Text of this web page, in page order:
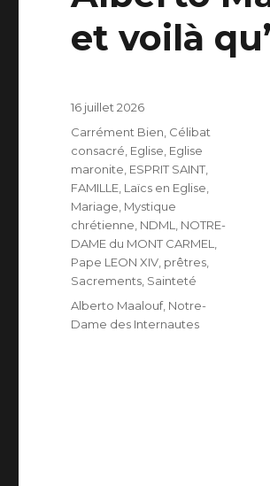
et voilà
Publié
16 juillet 2026
Catégories
Carrément Bien Célibat
consacré Eglise Eglise
maronite ESPRIT SAINT
FAMILLE Laïcs en Eglise
Mariage Mystique
chrétienne NDML
NOTRE-
DAME du MONT CARMEL
Pape LEON XIV prêtres
Sacrements Sainteté
Étiquettes
Alberto Maalouf, Notre-
Dame des Internautes